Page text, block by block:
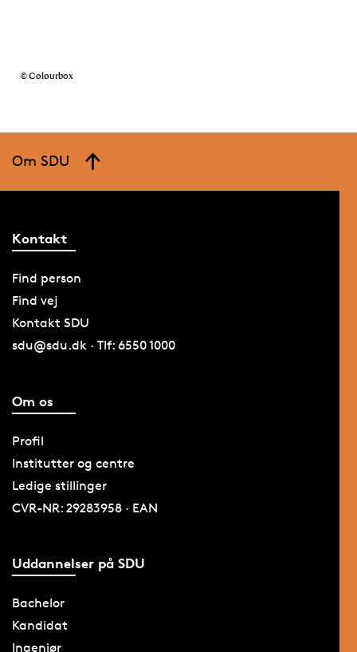
© Colourbox
Om SDU
Kontakt
Find person
Find vej
Kontakt SDU
sdu@sdu.dk · Tlf: 6550 1000
Om os
Profil
Institutter og centre
Ledige stillinger
CVR-NR: 29283958 · EAN
Uddannelser på SDU
Bachelor
Kandidat
Ingeniør